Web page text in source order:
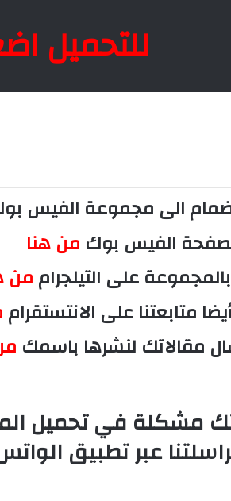
للتحميل
الى مجموعة الفيس
الفيس بوك من هنا
على التيلجراممن
متابعتنا على الانتستقرام
مقالاتك لنشرها باسمك
مشكلة في تحميل
عبر تطبيق